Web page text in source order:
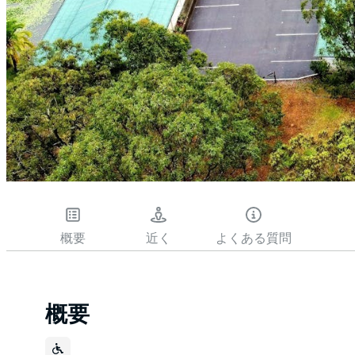
概要 近く よくある質問
概要